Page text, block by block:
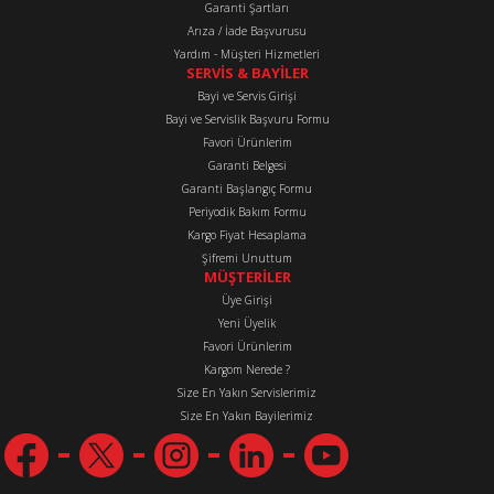
Gönder
Garanti Şartları
Arıza / İade Başvurusu
Yardım - Müşteri Hizmetleri
SERVİS & BAYİLER
Bayi ve Servis Girişi
Bayi ve Servislik Başvuru Formu
Favori Ürünlerim
Garanti Belgesi
Garanti Başlangıç Formu
Periyodik Bakım Formu
Kargo Fiyat Hesaplama
Şifremi Unuttum
MÜŞTERİLER
Üye Girişi
Yeni Üyelik
Favori Ürünlerim
Kargom Nerede ?
Size En Yakın Servislerimiz
Size En Yakın Bayilerimiz